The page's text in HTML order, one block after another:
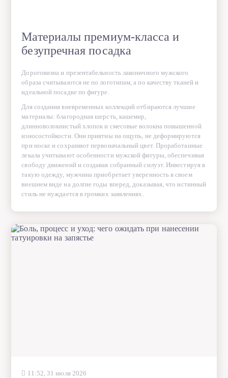
Материалы премиум-класса и
безупречная посадка
Дороговизна и презентабельность лаконичного мужского
образа считываются не по логотипам, а по качеству тканей и
идеальной посадке по фигуре.
Для создания вневременных коллекций отбираются лучшие
материалы: благородная шерсть, кашемир,
длинноволокнистый хлопок и смесовые волокна повышенной
износостойкости. Они приятны на ощупь, не деформируются
при носке и сохраняют первоначальный цвет. Проработанные
лекала учитывают особенности мужской фигуры, обеспечивая
свободу движений и создавая собранный силуэт. Инвестируя в
такую одежду, мужчина приобретает уверенность в своем
внешнем виде на долгие годы вперед, доказывая, что истинный
стиль не нуждается в громких заявлениях.
11:52, 31 июля 2026